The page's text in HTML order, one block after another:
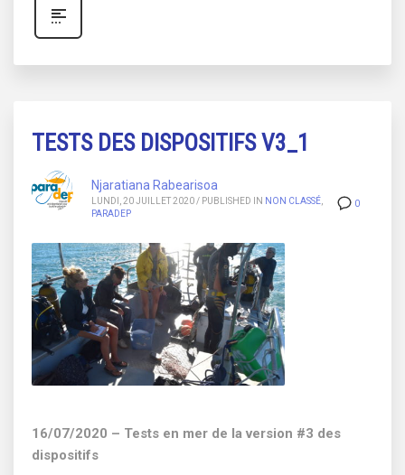
TESTS DES DISPOSITIFS V3_1
0
Njaratiana Rabearisoa
LUNDI, 20 JUILLET 2020 / PUBLISHED IN NON CLASSÉ
PARADEP
16/07/2020 – Tests en mer de la version #3 des
dispositifs